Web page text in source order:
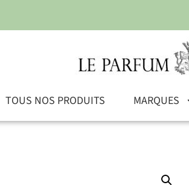
TOUS NOS PRODUITS MARQUES